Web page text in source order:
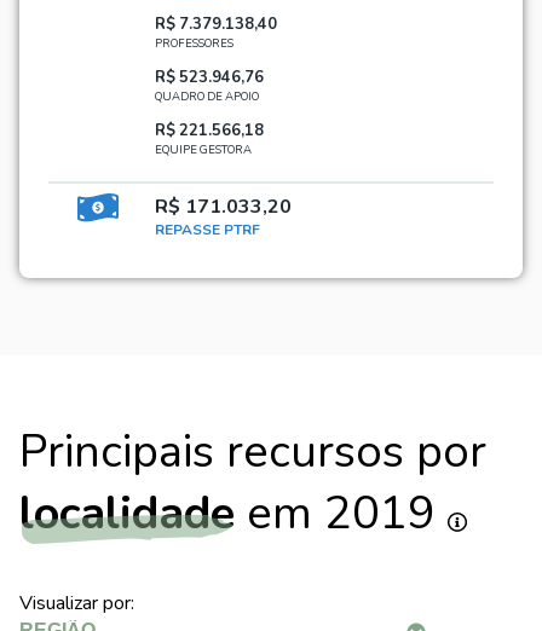
R$ 7.379.138,40
PROFESSORES
R$ 523.946,76
QUADRO DE APOIO
R$ 221.566,18
EQUIPE GESTORA
R$ 171.033,20
REPASSE PTRF
Principais recursos por
localidade em 2019
Visualizar por: